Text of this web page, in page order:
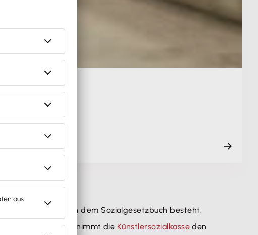
Leistungen nach dem Sozialgesetzbuch besteht.
Schriftstellern übernimmt die Künstlersozialkasse den